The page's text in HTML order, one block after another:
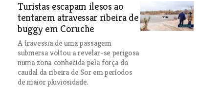
Turistas escapam ilesos ao
tentarem atravessar ribeira de
buggy em Coruche
A travessia de uma passagem
submersa voltou a revelar-se perigosa
numa zona conhecida pela força do
caudal da ribeira de Sor em períodos
de maior pluviosidade.